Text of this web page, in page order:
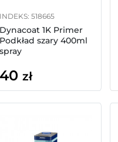
INDEKS: 518665
Dynacoat 1K Primer
Podkład szary 400ml
spray
40 zł